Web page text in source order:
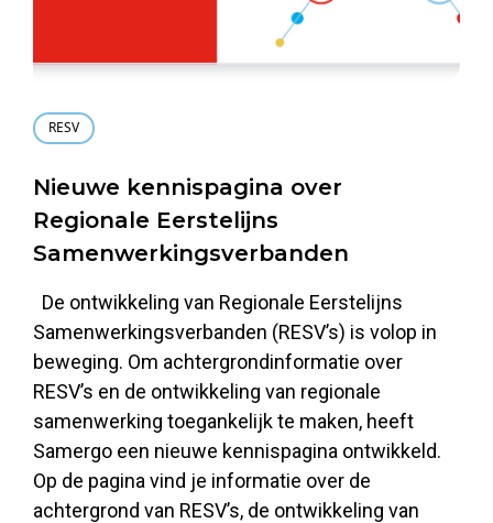
RESV
Nieuwe kennispagina over
Regionale Eerstelijns
Samenwerkingsverbanden
De ontwikkeling van Regionale Eerstelijns
Samenwerkingsverbanden (RESV’s) is volop in
beweging. Om achtergrondinformatie over
RESV’s en de ontwikkeling van regionale
samenwerking toegankelijk te maken, heeft
Samergo een nieuwe kennispagina ontwikkeld.
Op de pagina vind je informatie over de
achtergrond van RESV’s, de ontwikkeling van